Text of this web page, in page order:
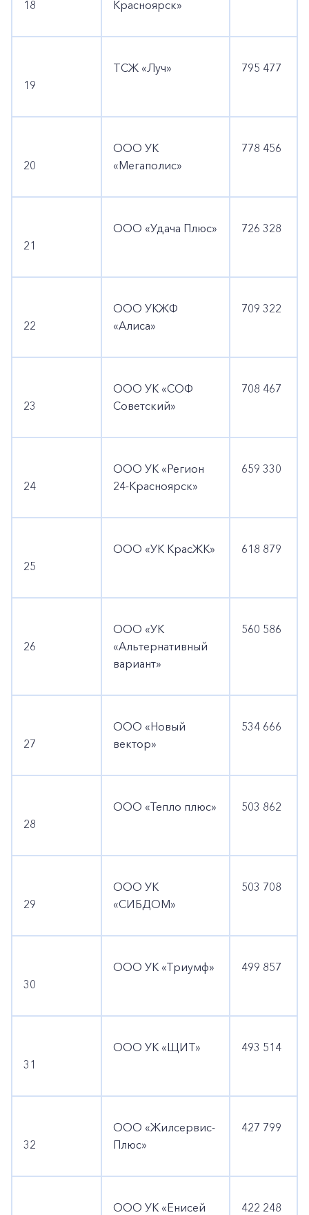
Заказать обратный звонок
Корпоративным клиентам
18 Красноярск»
19
ТСЖ «Луч» 795 477
20
ООО УК
«Мегаполис»
778 456
21
ООО «Удача Плюс» 726 328
22
ООО УКЖФ
«Алиса»
709 322
23
ООО УК «СОФ
Советский»
708 467
24
ООО УК «Регион
24-Красноярск»
659 330
25
ООО «УК КрасЖК» 618 879
26
ООО «УК
«Альтернативный
вариант»
560 586
27
ООО «Новый
вектор»
534 666
28
ООО «Тепло плюс» 503 862
29
ООО УК
«СИБДОМ»
503 708
30
ООО УК «Триумф» 499 857
31
ООО УК «ЩИТ» 493 514
32
ООО «Жилсервис-
Плюс»
427 799
ООО УК «Енисей
422 248